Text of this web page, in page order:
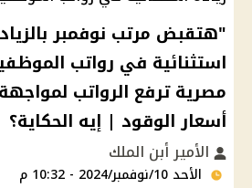
"هتقبض مرتب نوفمبر
استثنائية في رواتب
مصرية ترفع الرواتب لمواجهة
أسعار الوقود | إيه الحكاية؟
الأمير أبن الملك
الأحد 10/نوفمبر/2024 - 10:32 م